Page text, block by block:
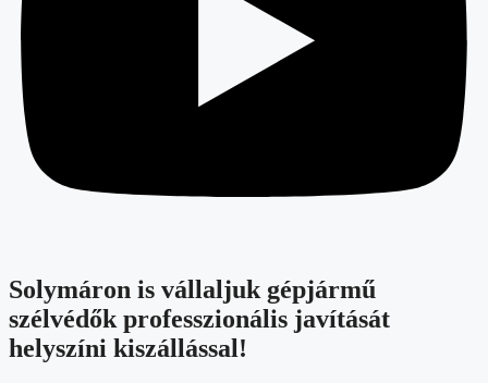
Solymáron is vállaljuk gépjármű
szélvédők professzionális javítását
helyszíni kiszállással!